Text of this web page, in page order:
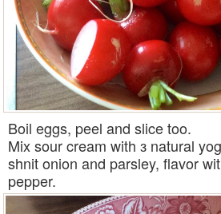
Boil eggs, peel and slice too.
Mix sour cream with з natural
shnit onion and parsley, flavor
pepper.